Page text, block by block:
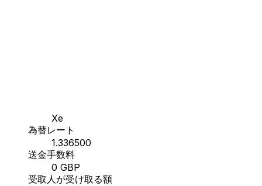
Xe
為替レート
1.336500
送金手数料
0 GBP
受取人が受け取る額